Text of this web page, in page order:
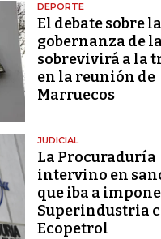
DEPORTE
El debate sobre la
gobernanza de
sobrevivirá a la
en la reunión de
Marruecos
JUDICIAL
La Procuraduría
intervino en
que iba a
Superindustria
Ecopetrol